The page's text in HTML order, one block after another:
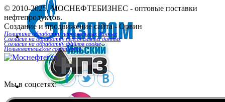
© 2010-2025.МОСНЕФТЕБИЗНЕС - оптовые поставки
нефтепродуктов.
Создание и продвижение сайта- Орвин
Политика обработки персональных данных
Согласие на обработку персональных данных
Согласие на обработку файлов cookie
Пользовательское соглашение
Мы в соцсетях: